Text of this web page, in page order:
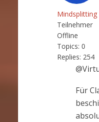
Mindsplitting
Teilnehmer
Offline
Topics: 0
Replies: 254
Für